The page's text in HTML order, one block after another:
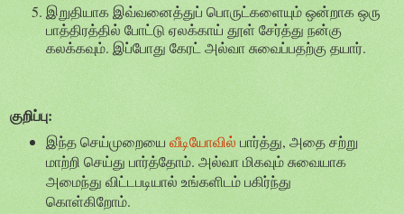
இறுதியாக இவ்வனைத்துப் பொருட்களையும் ஒன்றாக ஒரு
பாத்திரத்தில் போட்டு ஏலக்காய் தூள் சேர்த்து நன்கு
கலக்கவும். இப்போது கேரட் அல்வா சுவைப்பதற்கு தயார்.
குறிப்பு:
இந்த செய்முறையை வீடியோவில் பார்த்து, அதை சற்று
மாற்றி செய்து பார்த்தோம். அல்வா மிகவும் சுவையாக
அமைந்து விட்டபடியால் உங்களிடம் பகிர்ந்து
கொள்கிறோம்.